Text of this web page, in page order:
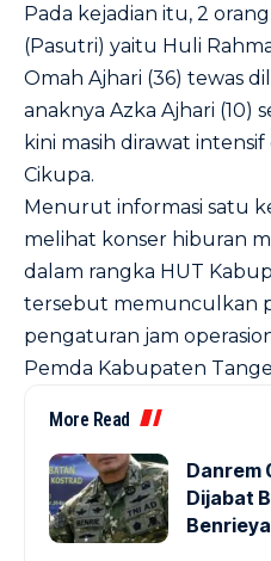
Pada kejadian itu, 2
(Pasutri) yaitu Huli
Omah Ajhari (36) tewas
anaknya Azka Ajhari (10)
kini masih dirawat intensif
Cikupa.
Menurut informasi satu
melihat konser hiburan
dalam rangka HUT
tersebut memunculkan
pengaturan jam
Pemda Kabupaten
More Read
Danrem
Dijabat